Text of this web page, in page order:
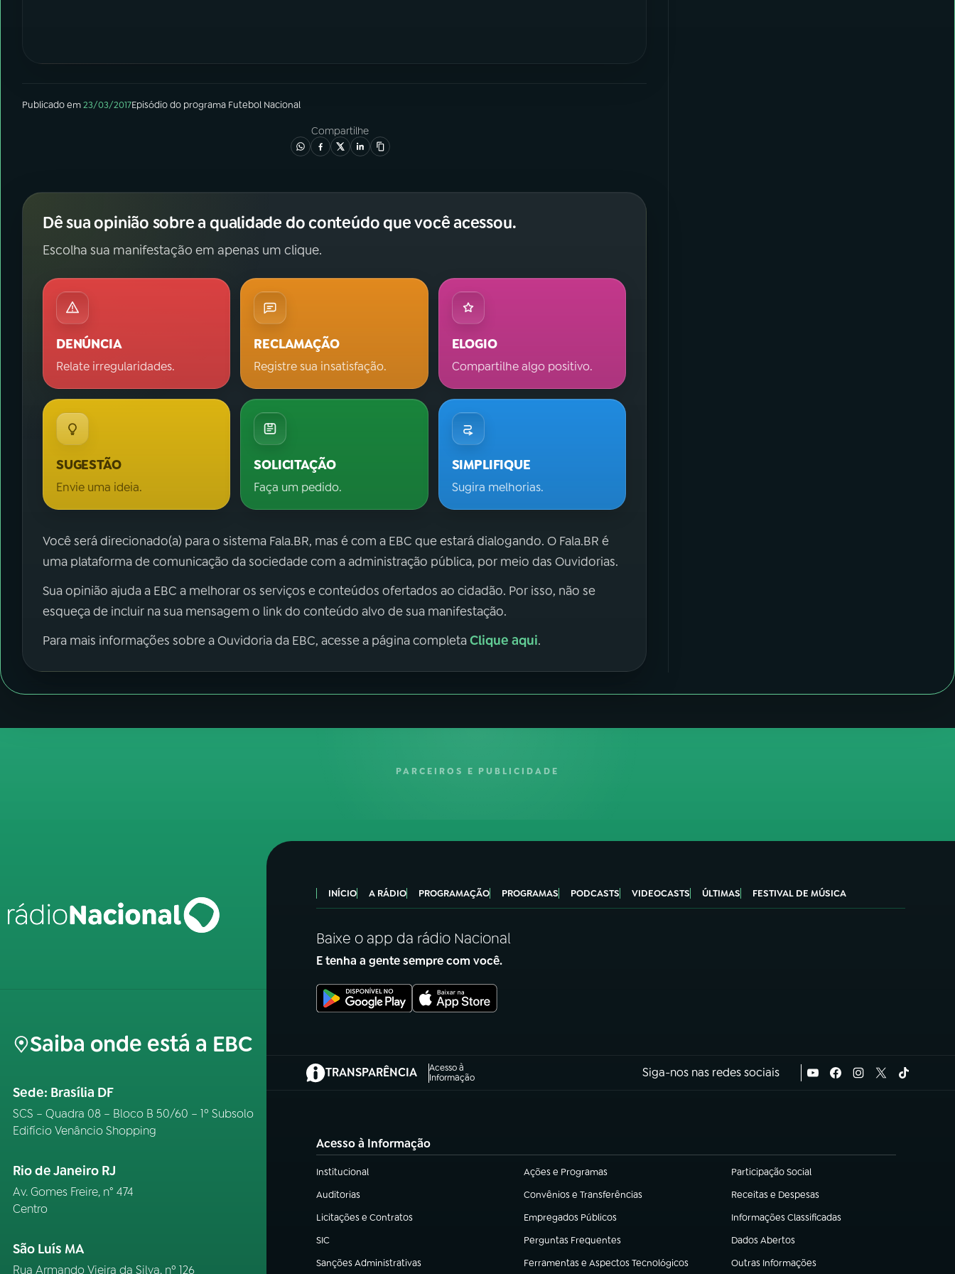
Publicado em23/03/2017Episódiodo programa Futebol Nacional
Compartilhe
Dê sua opinião sobre a qualidade do conteúdo que você acessou.
Escolha sua manifestação em apenas um clique.
DENÚNCIA
Relate irregularidades.
RECLAMAÇÃO
Registre sua insatisfação.
ELOGIO
Compartilhe algo positivo.
SUGESTÃO
Envie uma ideia.
SOLICITAÇÃO
Faça um pedido.
SIMPLIFIQUE
Sugira melhorias.
Você será direcionado(a) para o sistema Fala.BR, mas é com a EBC que estará dialogando. O Fala.BR é
uma plataforma de comunicação da sociedade com a administração pública, por meio das Ouvidorias.
Sua opinião ajuda a EBC a melhorar os serviços e conteúdos ofertados ao cidadão. Por isso, não se
esqueça de incluir na sua mensagem o link do conteúdo alvo de sua manifestação.
Para mais informações sobre a Ouvidoria da EBC, acesse a página completaClique aqui.
PARCEIROS E PUBLICIDADE
Saiba onde está a EBC
Sede: Brasília DF
SCS – Quadra 08 – Bloco B 50/60 – 1º Subsolo
Edifício Venâncio Shopping
Rio de Janeiro RJ
Av. Gomes Freire, n° 474
Centro
São Luís MA
Rua Armando Vieira da Silva, nº 126
INÍCIO A RÁDIO PROGRAMAÇÃO PROGRAMAS PODCASTS VIDEOCASTS ÚLTIMAS FESTIVAL DE MÚSICA
Baixe o app da rádio Nacional
E tenha a gente sempre com você.
TRANSPARÊNCIA
Acesso à
Informação
(abre em nova aba) Siga-nos nas redes sociais
Acesso à Informação
Institucional
(abre em nova aba) Ações e Programas
(abre em nova aba) Participação Social
(abre em nova aba)
Auditorias
(abre em nova aba) Convênios e Transferências
(abre em nova aba) Receitas e Despesas
(abre em nova aba)
Licitações e Contratos
(abre em nova aba) Empregados Públicos
(abre em nova aba) Informações Classificadas
(abre em nova aba)
SIC
(abre em nova aba) Perguntas Frequentes
(abre em nova aba) Dados Abertos
(abre em nova aba)
Sanções Administrativas
(abre em nova aba) Ferramentas e Aspectos Tecnológicos
(abre em nova aba) Outras Informações
(abre em nova aba)